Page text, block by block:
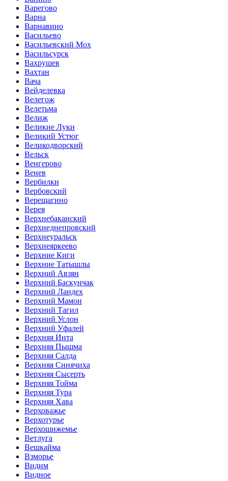
Варегово
Варна
Варнавино
Васильево
Васильевский Мох
Васильсурск
Вахрушев
Вахтан
Вача
Вейделевка
Велегож
Велетьма
Велиж
Великие Луки
Великий Устюг
Великодворский
Вельск
Венгерово
Венев
Вербилки
Вербовский
Верещагино
Верея
Верхнебаканский
Верхнеднепровский
Верхнеуральск
Верхнеяркеево
Верхние Киги
Верхние Татышлы
Верхний Авзян
Верхний Баскунчак
Верхний Ландех
Верхний Мамон
Верхний Тагил
Верхний Услон
Верхний Уфалей
Верхняя Инта
Верхняя Пышма
Верхняя Салда
Верхняя Синячиха
Верхняя Сысерть
Верхняя Тойма
Верхняя Тура
Верхняя Хава
Верховажье
Верхотурье
Верхошижемье
Ветлуга
Вешкайма
Взморье
Видим
Видное